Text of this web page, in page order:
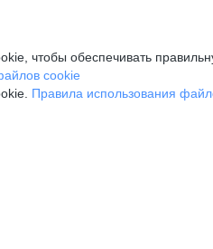
чтобы обеспечивать
cookie
Правила использования